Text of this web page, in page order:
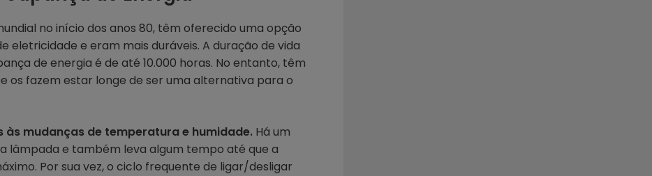
no início dos anos 80, têm oferecido uma opção
eletricidade e eram mais duráveis. A duração de vida
de energia é de até 10.000 horas. No entanto, têm
os fazem estar longe de ser uma alternativa para o
às mudanças de temperatura e humidade. Há um
lâmpada e também leva algum tempo até que a
Por sua vez, o ciclo frequente de ligar/desligar